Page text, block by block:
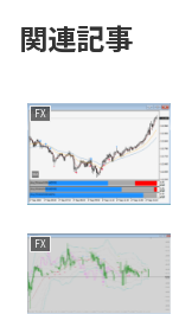
関連記事
FX
FX